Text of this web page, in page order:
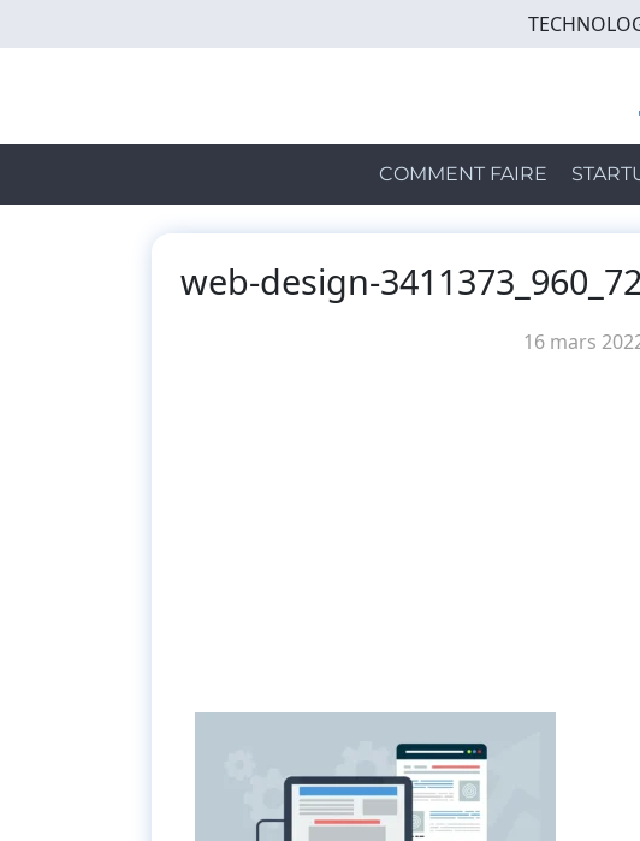
to
COMMENT FAIRE
web-design-
16 mars